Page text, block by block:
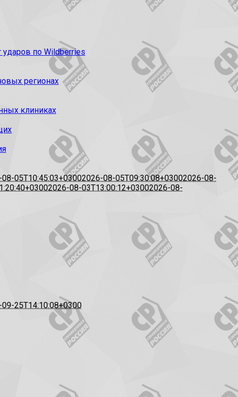
по Wildberries
регионах
клиниках
05T10:45:03+03002026-08-05T09:30:08+03002026-08-
2026-08-03T13:00:12+03002026-08-
25T14:10:08+0300